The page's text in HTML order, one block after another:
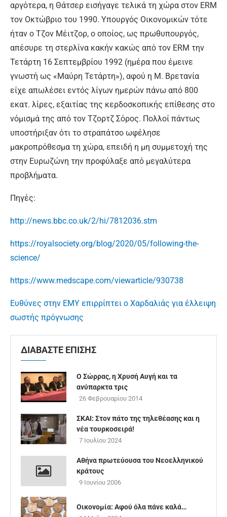
αργότερα, η Θάτσερ εισήγαγε τελικά τη χώρα στον ERM
τον Οκτώβριο του 1990. Υπουργός Οικονομικών τότε
ήταν ο Τζον Μέιτζορ, ο οποίος, ως πρωθυπουργός,
απέσυρε τη στερλίνα κακήν κακώς από τον ERM την
Τετάρτη 16 Σεπτεμβρίου 1992 (ημέρα που έμεινε
γνωστή ως «Μαύρη Τετάρτη»), αφού η Μ. Βρετανία
είχε απωλέσει εντός λίγων ημερών πάνω από 800
εκατ. λίρες, εξαιτίας της κερδοσκοπικής επίθεσης στο
νόμισμά της από τον Τζορτζ Σόρος. Πολλοί πάντως
υποστήριξαν ότι το στραπάτσο ωφέλησε
μακροπρόθεσμα τη χώρα, επειδή η μη συμμετοχή της
στην Ευρωζώνη την προφύλαξε από μεγαλύτερα
προβλήματα.
Πηγές:
http://news.bbc.co.uk/2/hi/7812036.stm
https://royalsociety.org/blog/2020/05/following-the-
science/
https://www.medscape.com/viewarticle/930738
Ευθύνες στην ΕΜΥ επιρρίπτει ο Χαρδαλιάς για έλλειψη
σωστής πρόγνωσης
ΔΙΑΒΑΣΤΕ ΕΠΙΣΗΣ
Ο Σώρρας, η Χρυσή Αυγή και τα
ανύπαρκτα τρις
26 Φεβρουαρίου 2014
ΣΚΑΙ: Στον πάτο της τηλεθέασης και η
νέα τουρκοσειρά!
7 Ιουλίου 2024
Αθήνα πρωτεύουσα του Νεοελληνικού
κράτους
9 Ιουνίου 2006
Οικονομία: Αφού όλα πάνε καλά…